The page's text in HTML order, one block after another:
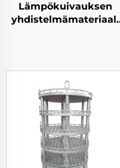
Lämpökuivauksen
yhdistelmämateriaali